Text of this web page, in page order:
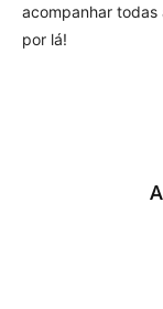
acompanhar todas
por lá!